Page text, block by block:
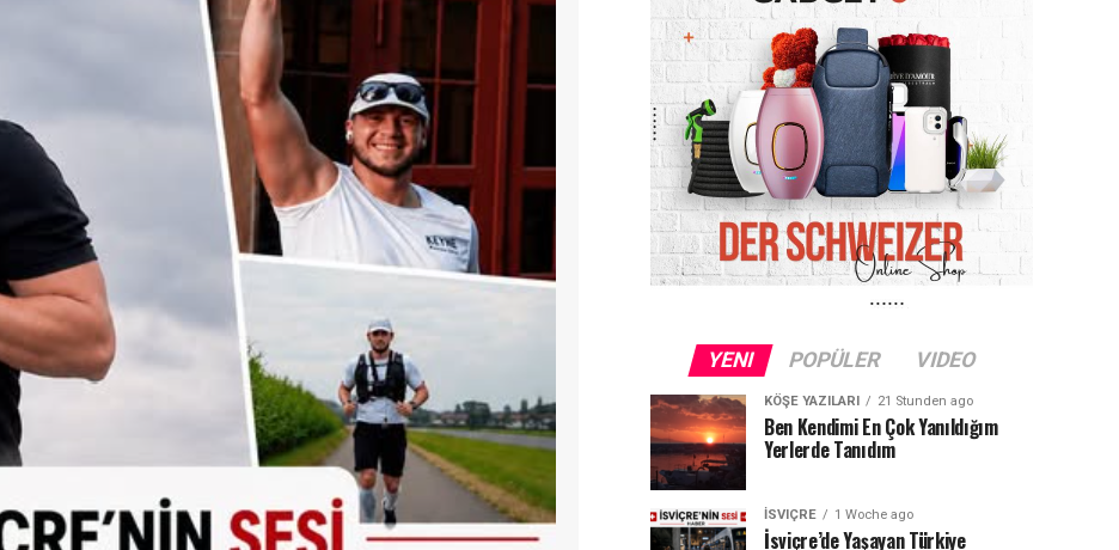
YENI POPÜLER VIDEO
KÖŞE YAZILARI 21 Stunden ago
Ben Kendimi En Çok Yanıldığım
Yerlerde Tanıdım
İSVIÇRE 1 Woche ago
İsviçre’de Yaşayan Türkiye